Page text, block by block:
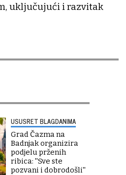
uključujući i razvitak
USUSRET BLAGDANIMA
Grad Čazma na
Badnjak organizira
podjelu prženih
ribica: ''Sve ste
pozvani i dobrodošli''